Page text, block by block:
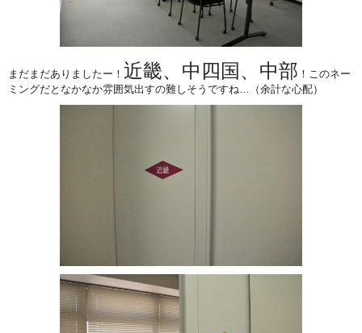
まだまだありましたー！ 近畿、中四国、中部 ！このネー
ミングだとなかなか雰囲気出すの難しそうですね…（余計な心配）